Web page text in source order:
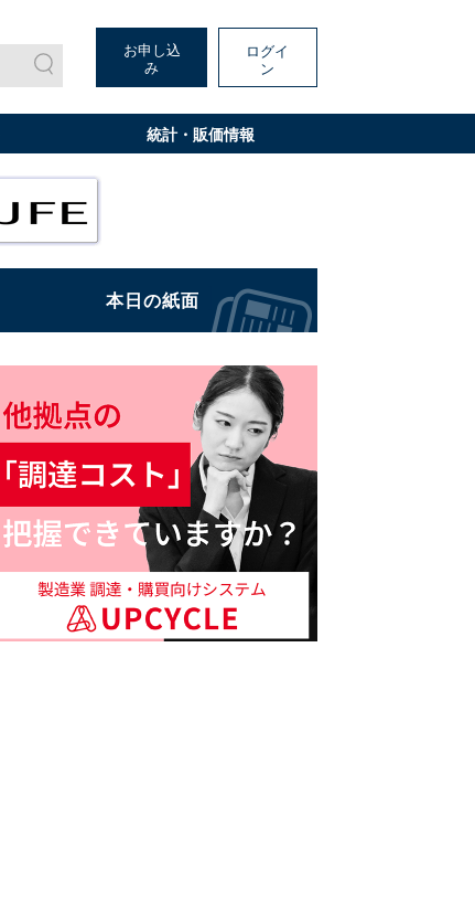
お申し込
み
ログイ
ン
統計・販価情報